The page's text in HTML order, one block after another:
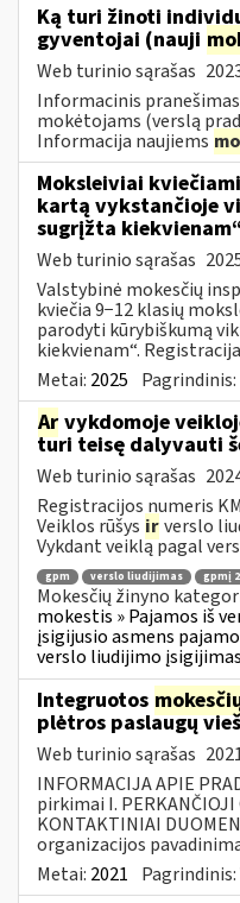
Ką turi žinoti
gyventojai (nauji
Web turinio sąrašas
Informacinis
mokėtojams (verslą
Informacija naujiems
Moksleiviai
kartą vykstančioje
sugrįžta kiekvienam“
Web turinio sąrašas
Valstybinė mokesčių
kviečia 9−12 klasių
parodyti kūrybiškumą
kiekvienam“.
Metai: 2025 Pagrindinis:
Ar vykdomoje
turi teisę dalyvauti
Web turinio sąrašas
Registracijos numeris
Veiklos rūšys irverslo
Vykdant veiklą pagal
gpm verslo liudijimas gpmį
Mokesčių žinyno
mokestis » Pajamos iš
įsigijusio asmens
verslo liudijimo
Integruotos
plėtros paslaugų
Web turinio sąrašas
INFORMACIJA APIE
pirkimai I. PERKANČIOJI
KONTAKTINIAI
organizacijos
Metai: 2021 Pagrindinis: